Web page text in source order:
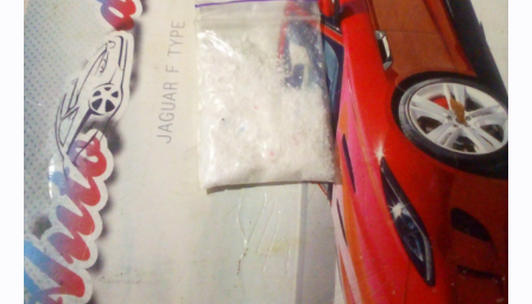
першит абсолютно!
00:30
Спустя несколько минут, я начал чувствовать нехилый приход
радости, счастья, в общем, настроение очень заметно поднялось,
уже не можем убрать улыбку с лица.
Дождавшись, пока друг докурит сигарету, мы приняли решение,
что надо бы выходить из парка.
Пока мы шли к выходу, я просто не мог отвести глаз с чудесной
природы, дышал полной грудью, так как, никогда не чувствовал
такого свежего воздуха (мне так казалось на тот момент).
Цвета этого мира стали на много ярче и насыщенней, да и вообще,
изменилось восприятие самого мира, в душе исключительно